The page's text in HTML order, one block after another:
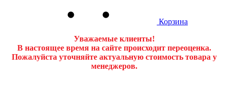
Корзина
Уважаемые клиенты!
В настоящее время на сайте происходит переоценка.
Пожалуйста уточняйте актуальную стоимость товара у
менеджеров.